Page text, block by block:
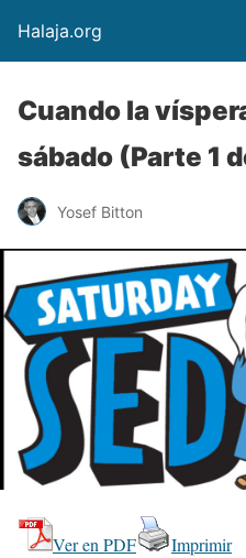
Halaja.org
Cuando la
sábado (Parte 1
Yosef Bitton
Ver en PDF Imprimir